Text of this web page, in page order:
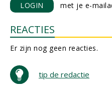
LOGIN met je e-
REACTIES
Er zijn nog geen reacties.
tip de redactie